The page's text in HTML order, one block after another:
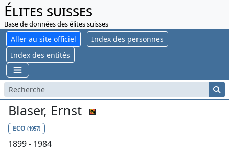
Élites suisses
Base de données des élites suisses
Aller au site officiel
Index des personnes
Index des entités
Blaser, Ernst
ECO (1957)
1899 - 1984